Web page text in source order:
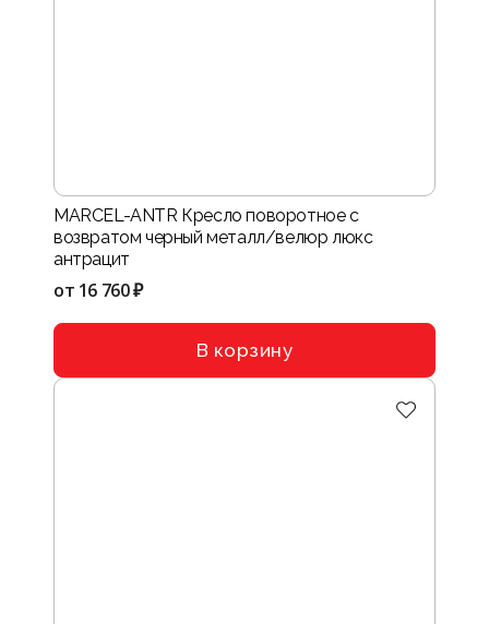
MARCEL-ANTR Кресло поворотное с
возвратом черный металл/велюр люкс
антрацит
от 16 760 ₽
В корзину